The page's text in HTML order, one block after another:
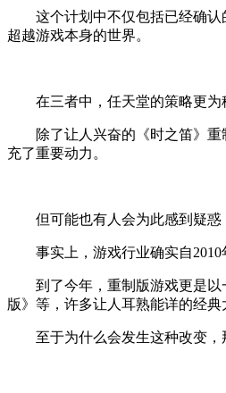
这个计划中不仅包括已经确认的
超越游戏本身的世界。
在三者中，任天堂的策略更为稳
除了让人兴奋的《时之笛》重制
充了重要动力。
但可能也有人会为此感到疑惑：
事实上，游戏行业确实自2010年
到了今年，重制版游戏更是以一
版》等，许多让人耳熟能详的经典
至于为什么会发生这种改变，